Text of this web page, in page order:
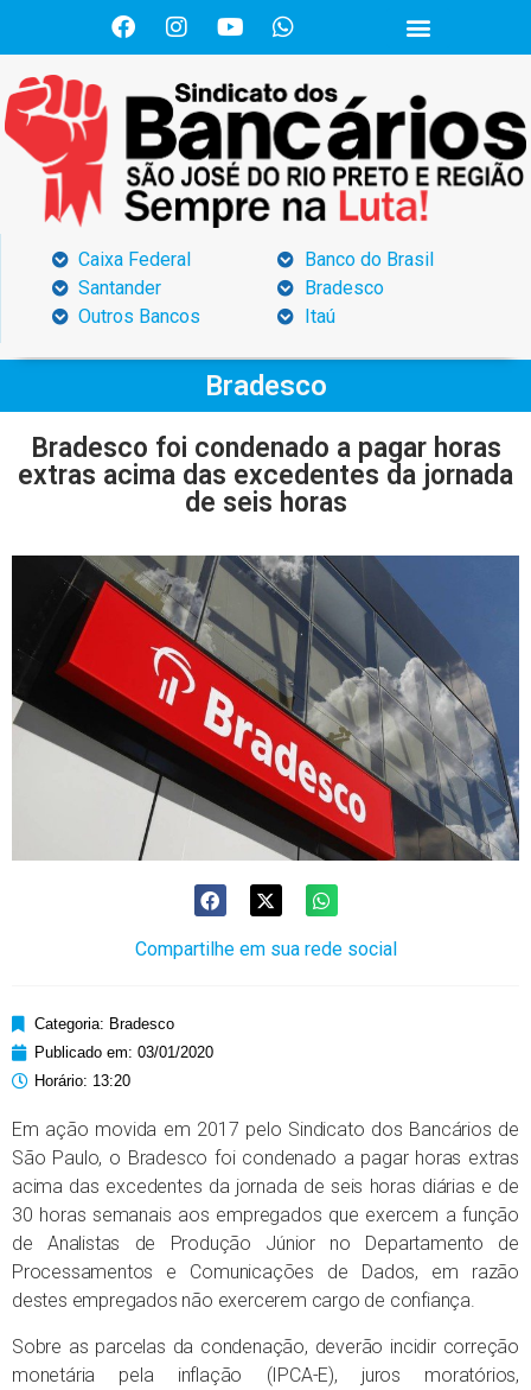
Caixa Federal
Santander
Outros Bancos
Banco do Brasil
Bradesco
Itaú
Bradesco
Bradesco foi condenado a pagar horas
extras acima das excedentes da jornada
de seis horas
Compartilhe em sua rede social
Categoria: Bradesco
Publicado em: 03/01/2020
Horário: 13:20
Em ação movida em 2017 pelo Sindicato dos Bancários de
São Paulo, o Bradesco foi condenado a pagar horas extras
acima das excedentes da jornada de seis horas diárias e de
30 horas semanais aos empregados que exercem a função
de Analistas de Produção Júnior no Departamento de
Processamentos e Comunicações de Dados, em razão
destes empregados não exercerem cargo de confiança.
Sobre as parcelas da condenação, deverão incidir correção
monetária pela inflação (IPCA-E), juros moratórios,